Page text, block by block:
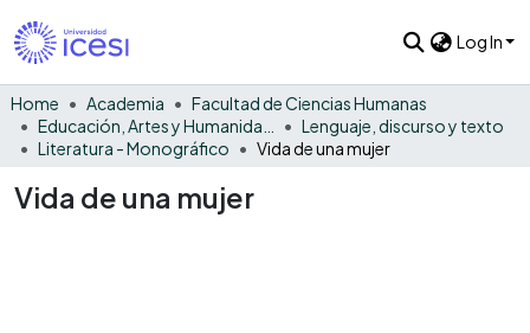
Log In
Home Academia
Facultad de Ciencias Humanas
Lenguaje, discurso y texto
Literatura - Monográfico
Vida de una mujer
Vida de una mujer